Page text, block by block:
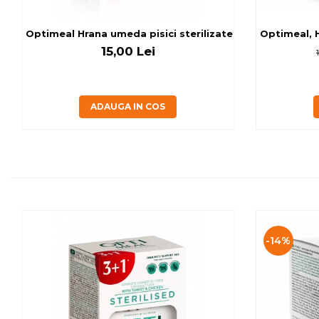
Optimeal Hrana umeda
15,00 Lei
ADAUGA IN COS
Optimeal,
-14%